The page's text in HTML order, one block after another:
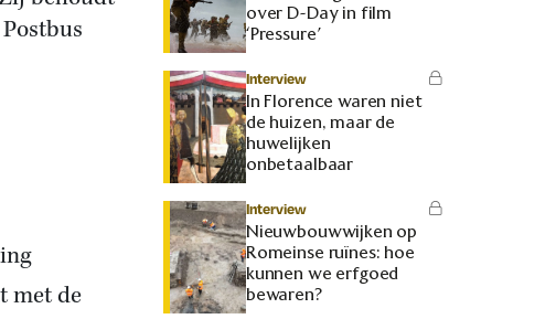
met de
over D-Day in film
‘Pressure’
Interview
In Florence waren niet
de huizen, maar de
huwelijken
onbetaalbaar
Interview
Nieuwbouwwijken op
Romeinse ruïnes: hoe
kunnen we erfgoed
bewaren?